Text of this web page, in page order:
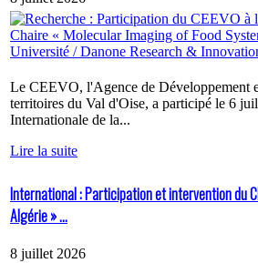
Le CEEVO, l'Agence de Développement
territoires du Val d'Oise, a participé le 6
Internationale de la...
Lire la suite
International : Participation et intervention du
Algérie » ...
8 juillet 2026